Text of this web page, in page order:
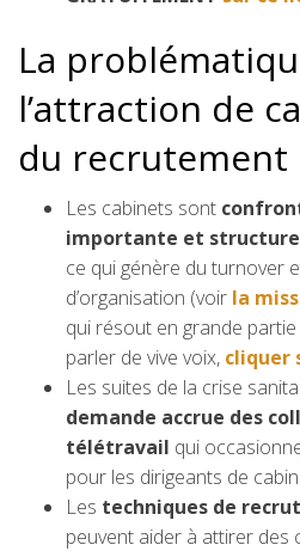
La
l’attraction de
du recrutement
Les cabinets sont
importante et
ce qui génère du turnover
d’organisation (voir la
qui résout en grande
parler de vive voix, cliquer
Les suites de la crise
demande accrue des
télétravail qui
pour les dirigeants de
Les techniques de
peuvent aider à attirer des